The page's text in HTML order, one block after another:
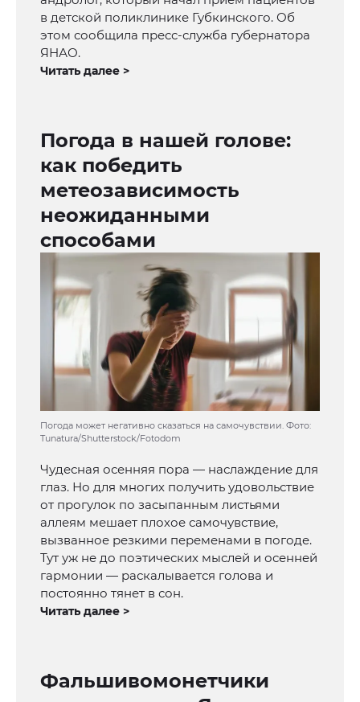
в детской поликлинике Губкинского. Об
этом сообщила пресс-служба губернатора
ЯНАО.
Читать далее >
Погода в нашей голове:
как победить
метеозависимость
неожиданными
способами
Погода может негативно сказаться на самочувствии. Фото:
Tunatura/Shutterstock/Fotodom
Чудесная осенняя пора — наслаждение для
глаз. Но для многих получить удовольствие
от прогулок по засыпанным листьями
аллеям мешает плохое самочувствие,
вызванное резкими переменами в погоде.
Тут уж не до поэтических мыслей и осенней
гармонии — раскалывается голова и
постоянно тянет в сон.
Читать далее >
Фальшивомонетчики